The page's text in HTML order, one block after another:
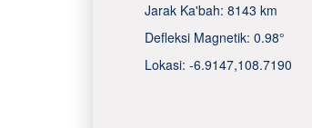
Jarak Ka'bah: 8143 km
Defleksi Magnetik: 0.98°
Lokasi: -6.9147,108.7190